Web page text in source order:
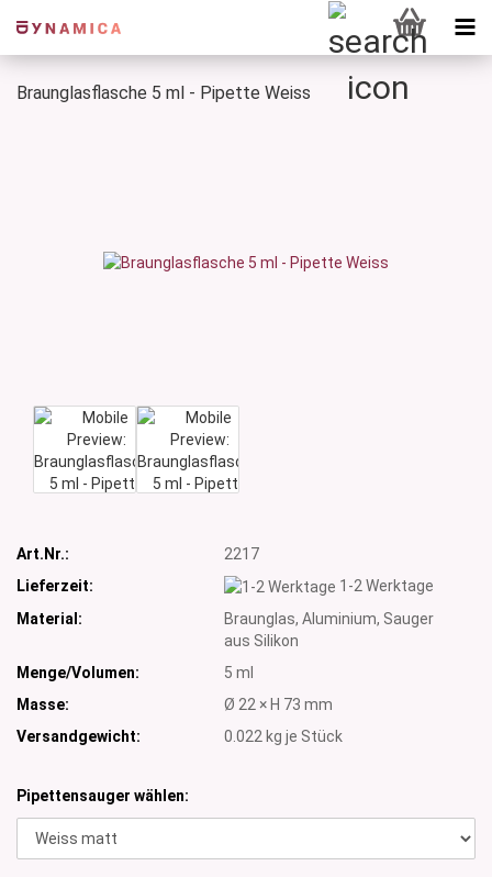
Braunglasflasche 5 ml - Pipette Weiss
Art.Nr.:
2217
Lieferzeit:
1-2 Werktage
Material:
Braunglas, Aluminium, Sauger
aus Silikon
Menge/Volumen:
5 ml
Masse:
Ø 22 × H 73 mm
Versandgewicht:
0.022 kg je Stück
Pipettensauger wählen: